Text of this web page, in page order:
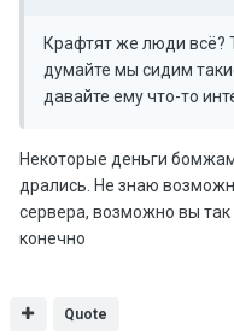
Крафтят же люди всё?
думайте мы сидим
давайте ему что-то
Некоторые деньги
дрались. Не знаю
сервера, возможно вы так
конечно
Quote